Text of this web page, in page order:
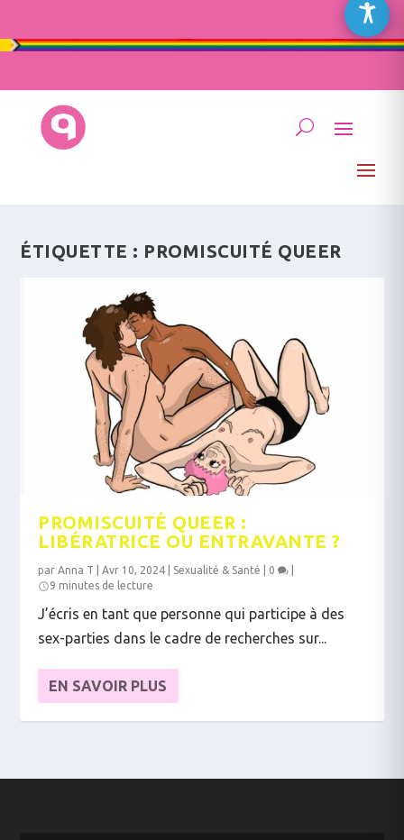
ÉTIQUETTE : PROMISCUITÉ QUEER
PROMISCUITÉ QUEER :
LIBÉRATRICE OU ENTRAVANTE ?
parAnna T |Avr 10, 2024 Sexualité & Santé 0
9 minutes de lecture
J’écris en tant que personne qui participe à des
sex-parties dans le cadre de recherches sur...
EN SAVOIR PLUS